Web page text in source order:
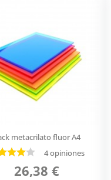
metacrilato fluor A4
4 opiniones
26,38 €